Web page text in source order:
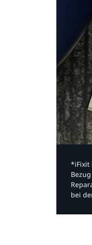
*iFixit
bei